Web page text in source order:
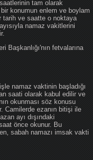
tam olarak
konumun enlem ve boylam
tarih ve saatte o noktaya
namaz vakitlerini
Başkanlığı'nın fetvalarına
namaz vaktinin başladığı
saati olarak kabul edilir ve
okunması söz konusu
Camilerde ezanın bitişi ile
ayı dışındaki
önce okunur. Bu
sabah namazı imsak vakti